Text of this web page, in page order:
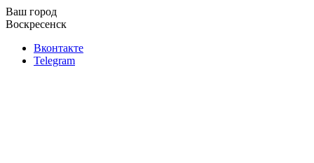
Ваш город
Воскресенск
Вконтакте
Telegram